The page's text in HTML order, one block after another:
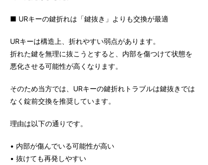
■ URキーの鍵折れは「鍵抜き」よりも交換が最適
URキーは構造上、折れやすい弱点があります。
折れた鍵を無理に抜こうとすると、内部を傷つけて状態を
悪化させる可能性が高くなります。
そのため当方では、URキーの鍵折れトラブルは鍵抜きでは
なく錠前交換を推奨しています。
理由は以下の通りです。
• 内部が傷んでいる可能性が高い
• 抜けても再発しやすい